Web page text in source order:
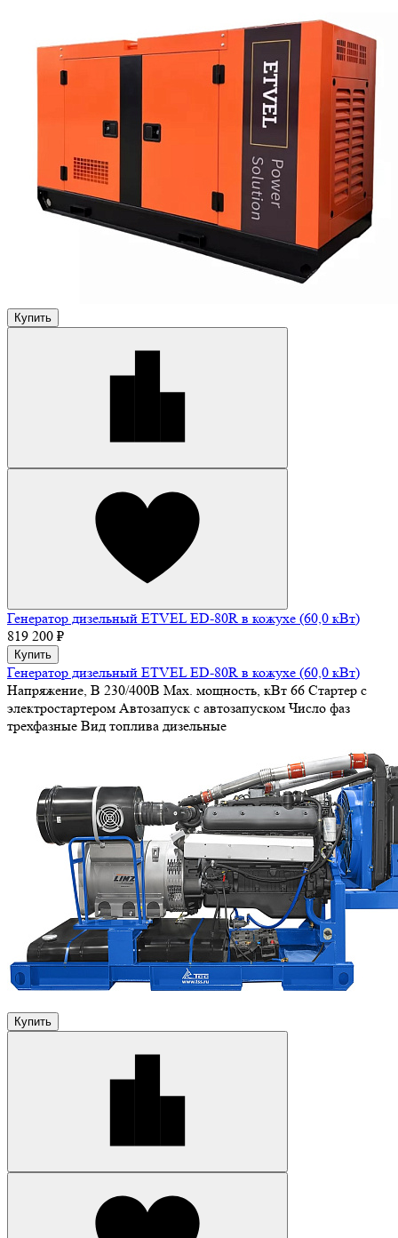
Купить
Генератор дизельный ETVEL ED-80R в кожухе (60,0 кВт)
819 200 ₽
Купить
Генератор дизельный ETVEL ED-80R в кожухе (60,0 кВт)
Напряжение, В 230/400В Max. мощность, кВт 66 Стартер с
электростартером Автозапуск с автозапуском Число фаз
трехфазные Вид топлива дизельные
Купить